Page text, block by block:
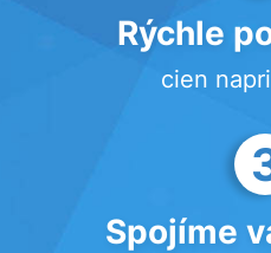
Rýchle
cien
Spojíme